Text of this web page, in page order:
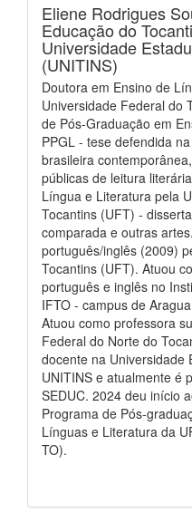
Eliene Rodrigues
Educação do
Universidade
(UNITINS)
Doutora em Ensino de
Universidade Federal do
de Pós-Graduação em
PPGL - tese defendida
brasileira
públicas de leitura
Língua e Literatura pela
Tocantins (UFT) -
comparada e outras
português/inglês (2009)
Tocantins (UFT). Atuou
português e inglês no
IFTO - campus de
Atuou como professora
Federal do Norte do
docente na Universidade
UNITINS e atualmente é
SEDUC. 2024 deu início
Programa de Pós-
Línguas e Literatura da
TO).